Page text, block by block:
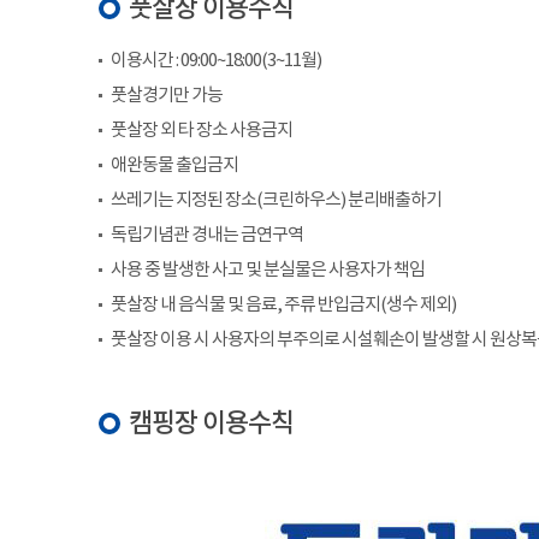
풋살장 이용수칙
이용시간 : 09:00~18:00(3~11월)
풋살경기만 가능
풋살장 외 타 장소 사용금지
애완동물 출입금지
쓰레기는 지정된 장소(크린하우스) 분리배출하기
독립기념관 경내는 금연구역
사용 중 발생한 사고 및 분실물은 사용자가 책임
풋살장 내 음식물 및 음료, 주류 반입금지(생수 제외)
풋살장 이용 시 사용자의 부주의로 시설훼손이 발생할 시 원상
캠핑장 이용수칙